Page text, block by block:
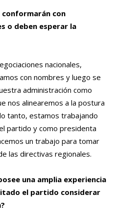
con
o deben esperar la
nacionales,
con nombres y luego se
administración como
nos alinearemos a la postura
tanto, estamos trabajando
partido y como presidenta
un trabajo para tomar
las directivas regionales.
una amplia experiencia
el partido considerar